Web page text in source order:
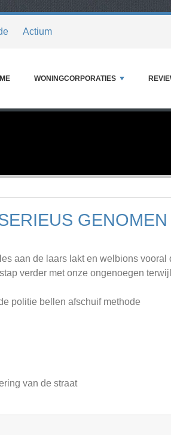
Actium
WONINGCORPORATIES
GENOMEN
aan de laars lakt en welbions
verder met onze ongenoegen
politie bellen afschuif methode
van de straat